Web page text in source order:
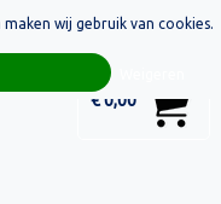
€ 0,00
wij gebruik van cookies.